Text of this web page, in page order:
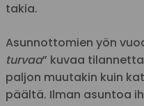
takia.
Asunnottomien yön
turvaa” kuvaa
paljon muutakin kuin
päältä. Ilman asuntoa